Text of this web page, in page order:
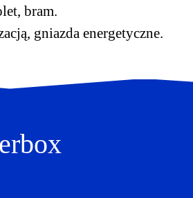
bram.
gniazda energetyczne.